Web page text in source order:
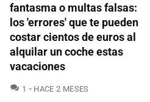
fantasma o multas falsas:
los 'errores' que te pueden
costar cientos de euros al
alquilar un coche estas
vacaciones
1 COMENTARIOS
HACE 2 MESES